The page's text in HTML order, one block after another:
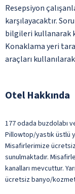
Resepsiyon
karşılayacaktır.
bilgileri kullanarak
Konaklama yeri
araçları
Otel Hakkında
177 odada buzdolabı
Pillowtop/yastık üstlü
Misafirlerimize
sunulmaktadır.
kanalları mevcuttur.
ücretsiz banyo/